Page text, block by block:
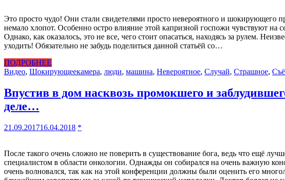
Это просто чудо! Они стали свидетелями просто невероятного и шокирующего
немало хлопот. Особенно остро влияние этой капризной госпожи чувствуют на
Однако, как оказалось, это не все, чего стоит опасаться, находясь за рулем.
уходить! Обязательно не забудь поделиться данной статьёй со…
ПОДРОБНЕЕ
Видео, Шокирующеекамера, люди, машина, Невероятное, Случай, Страшное,
Впустив в дом насквозь промокшего и
деле…
21.09.201716.04.2018 *
После такого очень сложно не поверить в существование бога, ведь что ещё
специалистом в области онкологии. Однажды он собирался на очень важную
очень волновался, так как на этой конференции должны были оценить его